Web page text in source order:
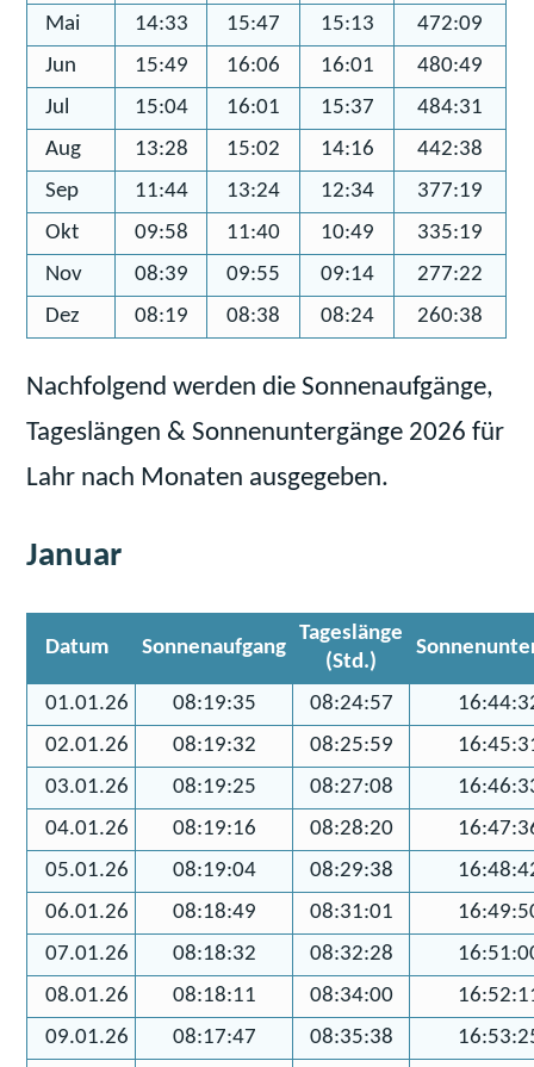
Mai
14:33 15:47 15:13
472:09
Jun
15:49 16:06 16:01
480:49
Jul
15:04 16:01 15:37
484:31
Aug
13:28 15:02 14:16
442:38
Sep
11:44 13:24 12:34
377:19
Okt
09:58 11:40 10:49
335:19
Nov
08:39 09:55 09:14
277:22
Dez
08:19 08:38 08:24 260:38
Nachfolgend werden die Sonnenaufgänge,
Tageslängen & Sonnenuntergänge 2026 für
Lahr nach Monaten ausgegeben.
Januar
Datum Sonnenaufgang
Tageslänge
(Std.)
01.01.26 08:19:35 08:24:57
02.01.26
08:19:32 08:25:59
03.01.26
08:19:25 08:27:08
04.01.26
08:19:16 08:28:20
05.01.26
08:19:04 08:29:38
06.01.26
08:18:49 08:31:01
07.01.26
08:18:32 08:32:28
08.01.26
08:18:11 08:34:00
09.01.26
08:17:47 08:35:38